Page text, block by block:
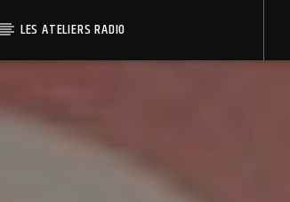
LES ATELIERS RADIO